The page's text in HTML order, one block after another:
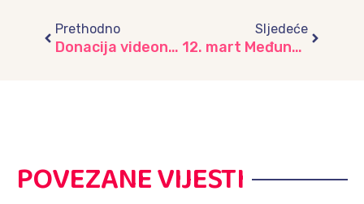
Prethodno
Donacija videonadzora za vrtić “Radost”
Sljedeće
12. mart Međunarodni dan sadnje biljaka i cvijeća sadnjom cvijeća obilježila djeca iz vrtića “Ljiljani”
POVEZANE VIJESTI